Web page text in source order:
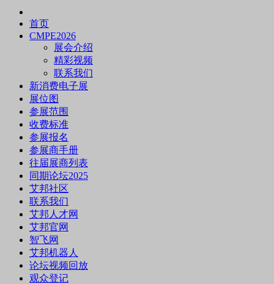
首页
CMPE2026
展会介绍
精彩视频
联系我们
新消费电子展
展位图
参展范围
收费标准
参展报名
参展商手册
往届展商列表
同期论坛2025
艾邦社区
联系我们
艾邦人才网
艾邦官网
智飞网
艾邦机器人
论坛视频回放
观众登记